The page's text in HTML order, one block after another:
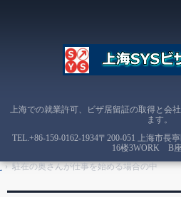
上海での就業許可、ビザ居留証の取得と会
ます。
TEL.+86-159-0162-1934〒200-051 上海市長
16楼3WORK B
› 駐在の奥さんが仕事を始める場合の中